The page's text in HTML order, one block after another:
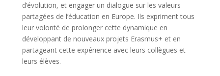
d’évolution, et engager un dialogue sur les valeurs
partagées de l’éducation en Europe. Ils expriment tous
leur volonté de prolonger cette dynamique en
développant de nouveaux projets Erasmus+ et en
partageant cette expérience avec leurs collègues et
leurs élèves.